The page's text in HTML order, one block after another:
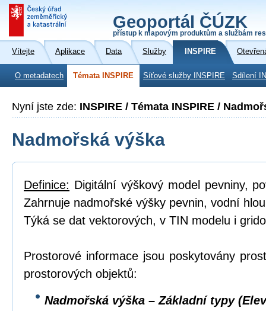
Geoportál ČÚZK
přístup k mapovým produktům a službám
Vítejte Aplikace Data Služby INSPIRE
O metadatech Témata INSPIRE Síťové služby INSPIRE Sdílení
Nyní jste zde: INSPIRE / Témata INSPIRE /
Nadmořská výška
Definice: Digitální výškový model pevniny,
Zahrnuje nadmořské výšky pevnin, vodní
Týká se dat vektorových, v TIN modelu i
Prostorové informace jsou poskytovány
prostorových objektů:
Nadmořská výška – Základní typy